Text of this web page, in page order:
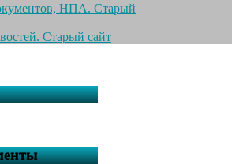
НПА. Старый
Старый сайт